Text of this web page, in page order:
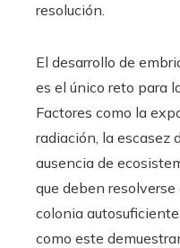
resolución.
El desarrollo de
es el único reto para
Factores como la
radiación, la escasez
ausencia de
que deben
colonia
como este